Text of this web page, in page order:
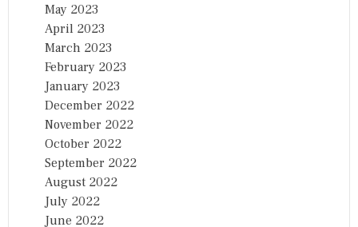
May 2023
April 2023
March 2023
February 2023
January 2023
December 2022
November 2022
October 2022
September 2022
August 2022
July 2022
June 2022